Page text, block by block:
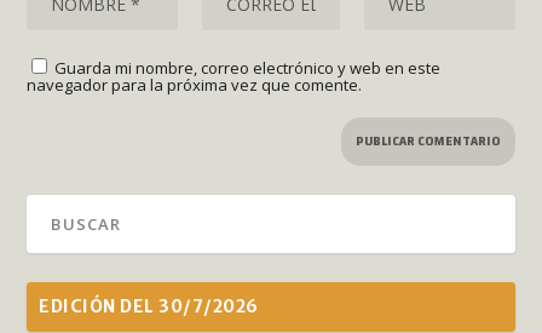
Guarda mi nombre, correo electrónico y web en este
navegador para la próxima vez que comente.
EDICIÓN DEL 30/7/2026